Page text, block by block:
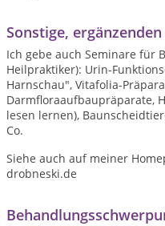
Sonstige,
Ich gebe auch Seminare für
Heilpraktiker): Urin-
Harnschau", Vitafolia-
Darmfloraaufbaupräparate,
lesen lernen),
Co.
Siehe auch auf meiner
drobneski.de